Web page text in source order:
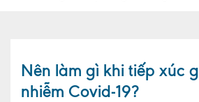
Đội ngũ y bác
Nên làm gì khi tiếp xúc
nhiễm Covid-19?